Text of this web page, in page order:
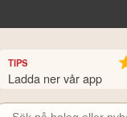
TIPS
Ladda ner vår app